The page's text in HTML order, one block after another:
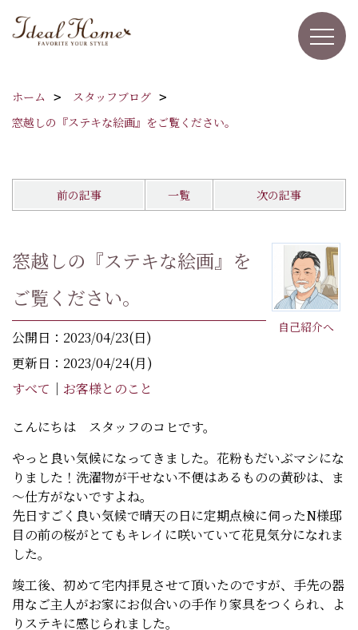
ホーム
スタッフブログ
窓越しの『ステキな絵画』をご覧ください。
前の記事 一覧 次の記事
自己紹介へ
窓越しの『ステキな絵画』を
ご覧ください。
公開日：2023/04/23(日)
更新日：2023/04/24(月)
すべて ｜ お客様とのこと
こんにちは スタッフのコヒです。
やっと良い気候になってきました。花粉もだいぶマシにな
りました！洗濯物が干せない不便はあるものの黄砂は、ま
～仕方がないですよね。
先日すごく良い気候で晴天の日に定期点検に伺ったN様邸
目の前の桜がとてもキレイに咲いていて花見気分になれま
した。
竣工後、初めて宅内拝見させて頂いたのですが、手先の器
用なご主人がお家にお似合いの手作り家具をつくられ、よ
りステキに感じられました。